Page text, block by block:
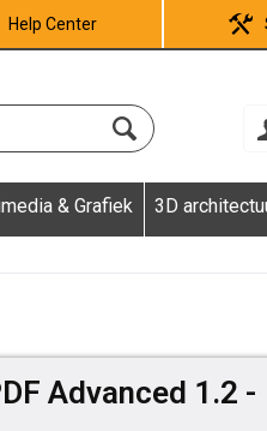
Help Center
& Grafiek 3D
Advanced 1.2 -